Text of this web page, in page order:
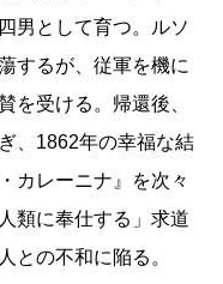
男として育つ。ルソ
するが、従軍を機に
を受ける。帰還後、
、1862年の幸福な結
カレーニナ』を次々
類に奉仕する」求道
との不和に陥る。